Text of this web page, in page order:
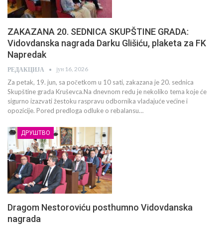
ZAKAZANA 20. SEDNICA SKUPŠTINE GRADA:
Vidovdanska nagrada Darku Glišiću, plaketa za FK
Napredak
РЕДАКЦИЈА јун 16, 2026
Za petak, 19. jun, sa početkom u 10 sati, zakazana je 20. sednica
Skupštine grada Kruševca.Na dnevnom redu je nekoliko tema koje će
sigurno izazvati žestoku raspravu odbornika vladajuće većine i
opozicije. Pored predloga odluke o rebalansu…
ДРУШТВО
Dragom Nestoroviću posthumno Vidovdanska
nagrada